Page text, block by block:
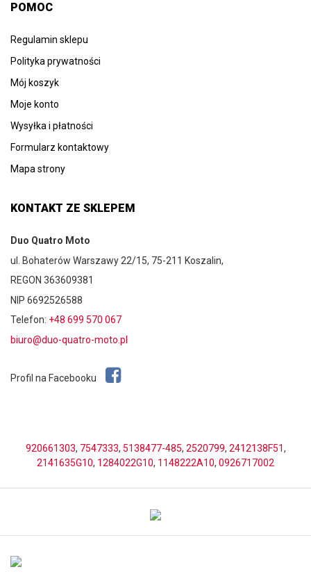
POMOC
Regulamin sklepu
Polityka prywatności
Mój koszyk
Moje konto
Wysyłka i płatności
Formularz kontaktowy
Mapa strony
KONTAKT ZE SKLEPEM
Duo Quatro Moto
ul. Bohaterów Warszawy 22/15, 75-211 Koszalin,
REGON 363609381
NIP 6692526588
Telefon: +48 699 570 067
biuro@duo-quatro-moto.pl
Profil na Facebooku
920661303, 7547333, 5138477-485, 2520799, 2412138F51,
2141635G10, 1284022G10, 1148222A10, 0926717002